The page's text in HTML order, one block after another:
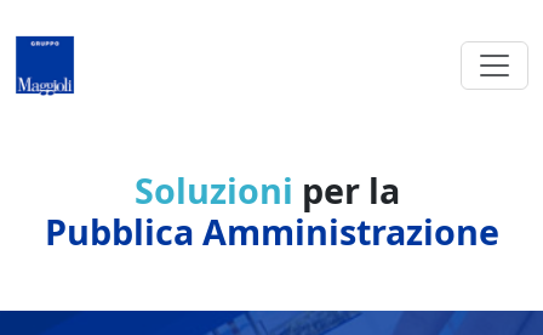
Soluzioni per la
Pubblica Amministrazione